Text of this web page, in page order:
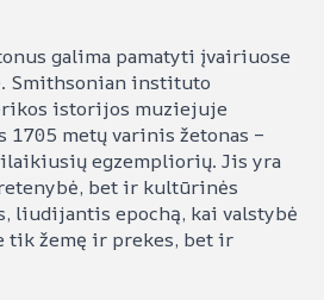
galima pamatyti įvairiuose
Smithsonian instituto
istorijos muziejuje
1705 metų varinis žetonas –
egzempliorių. Jis yra
bet ir kultūrinės
liudijantis epochą, kai valstybė
žemę ir prekes, bet ir